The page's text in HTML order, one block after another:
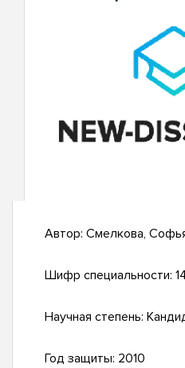
Автор: Смелкова,
Шифр специальности:
Научная степень:
Год защиты: 2010